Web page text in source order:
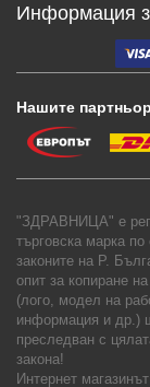
Информация
Нашите
"ЗДРАВНИЦА" е
търговска марка
законите на Р.
опит за копиране
(лого, модел на
информация и др.)
преследван с
закона!
Интернет